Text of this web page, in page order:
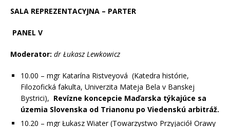
SALA REPREZENTACYJNA – PARTER
PANEL V
Moderator: dr Łukasz Lewkowicz
10.00 – mgr Katarína Ristveyová (Katedra histórie,
Filozofická fakulta, Univerzita Mateja Bela v Banskej
Bystrici), Revízne koncepcie Maďarska týkajúce sa
územia Slovenska od Trianonu po Viedenskú arbitráž.
10.20 – mgr Łukasz Wiater (Towarzystwo Przyjaciół Orawy